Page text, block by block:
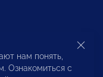
и
нам понять,
Ознакомиться с